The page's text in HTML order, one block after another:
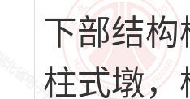
下部结
柱式墩